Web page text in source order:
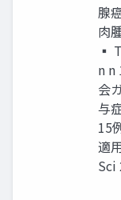
腺
⾁
▪
n n
会
与
15
適
Sci